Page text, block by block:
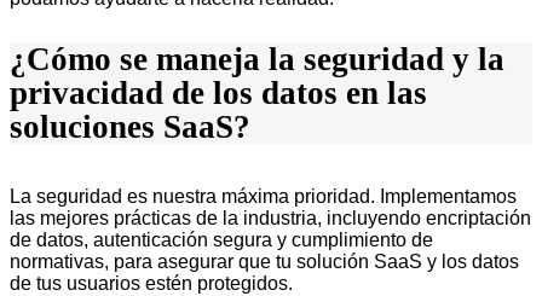
¿Cómo se maneja la seguridad y la
privacidad de los datos en las
soluciones SaaS?
La seguridad es nuestra máxima prioridad. Implementamos
las mejores prácticas de la industria, incluyendo encriptación
de datos, autenticación segura y cumplimiento de
normativas, para asegurar que tu solución SaaS y los datos
de tus usuarios estén protegidos.